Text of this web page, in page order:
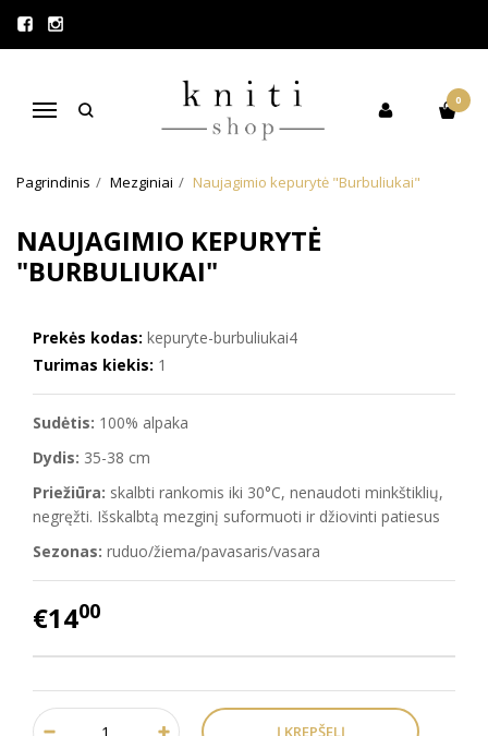
Navigacija
0
ATOSTOGAUJAM!
LAIKOTARPIU 08.07 - 08.22, BUS
IŠSIŲSTI RUGPJŪČIO 23D.
Pagrindinis Mezginiai Naujagimio kepurytė "Burbuliukai"
NAUJAGIMIO KEPURYTĖ
"BURBULIUKAI"
Prekės kodas: kepuryte-burbuliukai4
Turimas kiekis: 1
Sudėtis: 100% alpaka
Dydis: 35-38 cm
Priežiūra: skalbti rankomis iki 30°C, nenaudoti minkštiklių,
negręžti. Išskalbtą mezginį suformuoti ir džiovinti patiesus
Sezonas: ruduo/žiema/pavasaris/vasara
€1400